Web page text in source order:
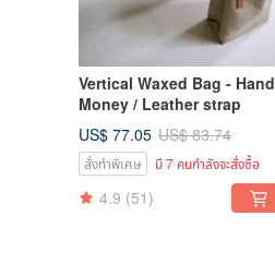
Vertical Waxed Bag - Hand
Money / Leather strap
US$ 77.05 US$ 83.74
สั่งทำพิเศษ มี 7 คนกำลังจะสั่งซื้อ
4.9 (51)